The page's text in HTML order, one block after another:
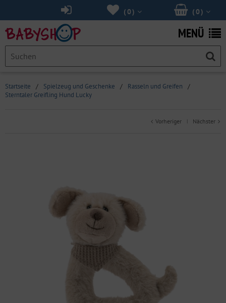
(0 )
(0 )
MENÜ
Startseite / Spielzeug und Geschenke / Rasseln und Greifen
/
Sterntaler Greifling Hund Lucky
Vorheriger | Nächster